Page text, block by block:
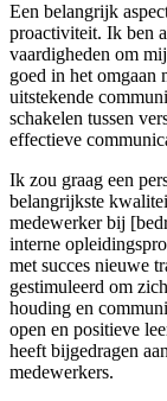
Een belangrijk
proactiviteit. Ik ben
vaardigheden om
goed in het omgaan
uitstekende
schakelen tussen
effectieve
Ik zou graag een
belangrijkste
medewerker bij
interne
met succes nieuwe
gestimuleerd om
houding en
open en positieve
heeft bijgedragen
medewerkers.